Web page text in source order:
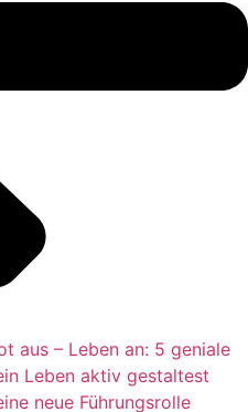
aus – Leben an: 5 geniale
Leben aktiv gestaltest
neue Führungsrolle